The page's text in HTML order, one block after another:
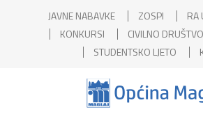
JAVNE NABAVKE ZOSPI RA
KONKURSI
CIVILNO DRUŠTVO
STUDENTSKO LJETO